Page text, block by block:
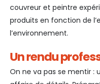
couvreur et peintre
produits en fonction de
l’environnement.
Un rendu
On ne va pas se mentir :